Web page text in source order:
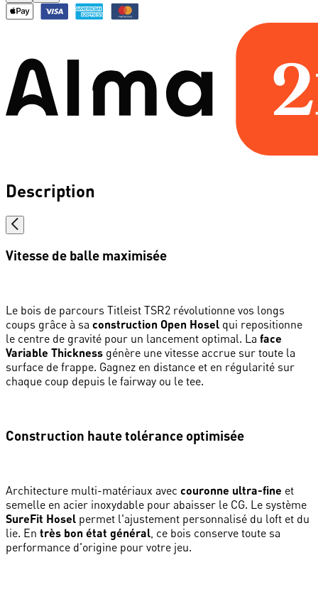
Description
Vitesse de balle maximisée
Le bois de parcours Titleist TSR2 révolutionne vos longs
coups grâce à sa construction Open Hosel qui repositionne
le centre de gravité pour un lancement optimal. La face
Variable Thickness génère une vitesse accrue sur toute la
surface de frappe. Gagnez en distance et en régularité sur
chaque coup depuis le fairway ou le tee.
Construction haute tolérance optimisée
Architecture multi-matériaux avec couronne ultra-fine et
semelle en acier inoxydable pour abaisser le CG. Le système
SureFit Hosel permet l'ajustement personnalisé du loft et du
lie. En très bon état général , ce bois conserve toute sa
performance d'origine pour votre jeu.